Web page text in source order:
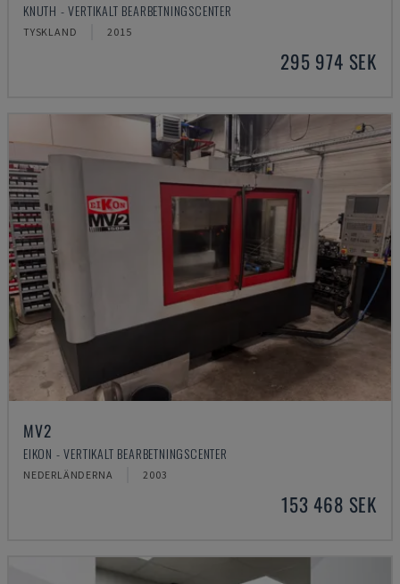
KNUTH - VERTIKALT BEARBETNINGSCENTER
TYSKLAND 2015
295 974 SEK
MV2
EIKON - VERTIKALT BEARBETNINGSCENTER
NEDERLÄNDERNA 2003
153 468 SEK